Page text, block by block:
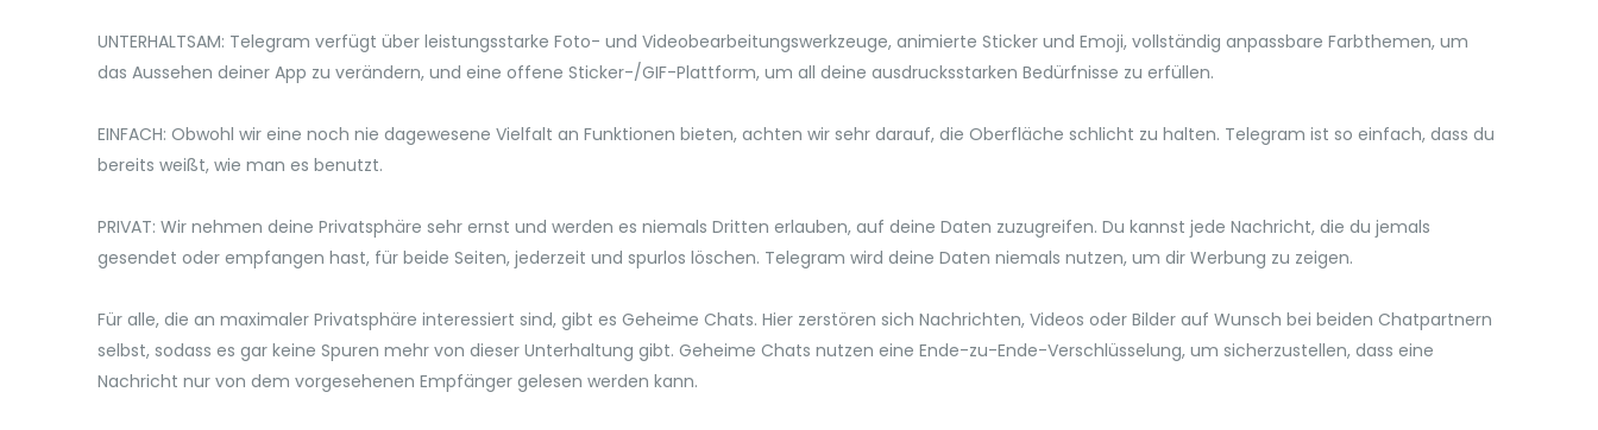
UNTERHALTSAM: Telegram verfügt über leistungsstarke Foto- und Videobearbeitungswerkzeuge, animierte Sticker und Emoji, vollständig anpassbare Farbthemen, um
das Aussehen deiner App zu verändern, und eine offene Sticker-/GIF-Plattform, um all deine ausdrucksstarken Bedürfnisse zu erfüllen.
EINFACH: Obwohl wir eine noch nie dagewesene Vielfalt an Funktionen bieten, achten wir sehr darauf, die Oberfläche schlicht zu halten. Telegram ist so einfach, dass du
bereits weißt, wie man es benutzt.
PRIVAT: Wir nehmen deine Privatsphäre sehr ernst und werden es niemals Dritten erlauben, auf deine Daten zuzugreifen. Du kannst jede Nachricht, die du jemals
gesendet oder empfangen hast, für beide Seiten, jederzeit und spurlos löschen. Telegram wird deine Daten niemals nutzen, um dir Werbung zu zeigen.
Für alle, die an maximaler Privatsphäre interessiert sind, gibt es Geheime Chats. Hier zerstören sich Nachrichten, Videos oder Bilder auf Wunsch bei beiden Chatpartnern
selbst, sodass es gar keine Spuren mehr von dieser Unterhaltung gibt. Geheime Chats nutzen eine Ende-zu-Ende-Verschlüsselung, um sicherzustellen, dass eine
Nachricht nur von dem vorgesehenen Empfänger gelesen werden kann.